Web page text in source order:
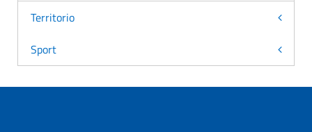
Territorio
Sport